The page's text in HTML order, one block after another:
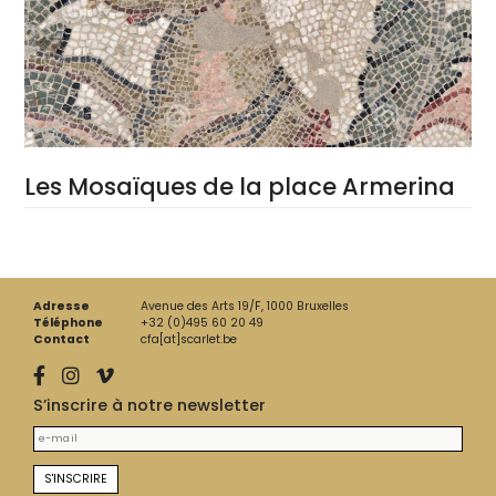
Les Mosaïques de la place Armerina
Adresse
Avenue des Arts 19/F, 1000 Bruxelles
Téléphone
+32 (0)495 60 20 49
Contact
cfa[at]scarlet.be
S’inscrire à notre newsletter